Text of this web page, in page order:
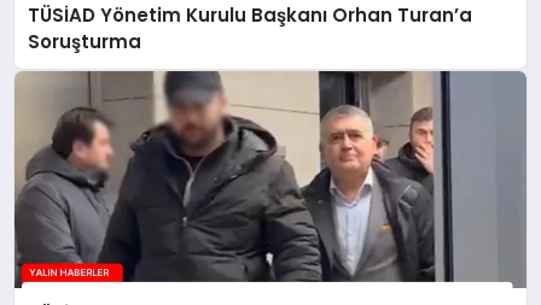
TÜSİAD Yönetim Kurulu Başkanı Orhan Turan’a
Soruşturma